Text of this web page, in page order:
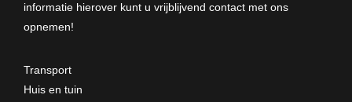
informatie hierover kunt u vrijblijvend contact met ons
opnemen!
Transport
Huis en tuin